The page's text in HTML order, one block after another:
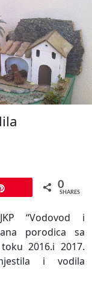
0
SHARES
“Vodovod i
porodica sa
2016.i 2017.
i vodila